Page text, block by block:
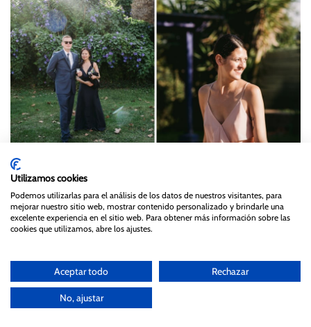
Utilizamos cookies
Podemos utilizarlas para el análisis de los datos de nuestros visitantes, para
mejorar nuestro sitio web, mostrar contenido personalizado y brindarle una
excelente experiencia en el sitio web. Para obtener más información sobre las
cookies que utilizamos, abre los ajustes.
Aceptar todo Rechazar
No, ajustar